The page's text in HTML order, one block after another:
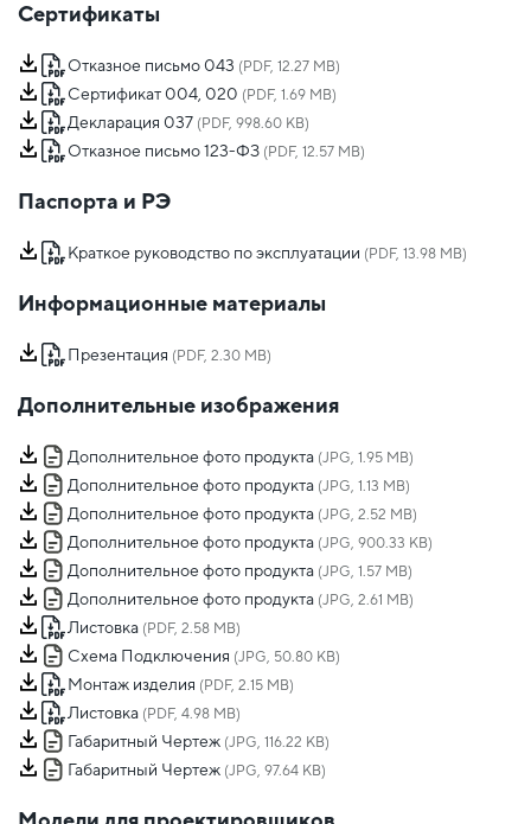
Сертификаты
Отказное письмо 043 (PDF, 12.27 MB)
Сертификат 004, 020 (PDF, 1.69 MB)
Декларация 037 (PDF, 998.60 KB)
Отказное письмо 123-ФЗ (PDF, 12.57 MB)
Паспорта и РЭ
Краткое руководство по эксплуатации (PDF, 13.98 MB)
Информационные материалы
Презентация (PDF, 2.30 MB)
Дополнительные изображения
Дополнительное фото продукта (JPG, 1.95 MB)
Дополнительное фото продукта (JPG, 1.13 MB)
Дополнительное фото продукта (JPG, 2.52 MB)
Дополнительное фото продукта (JPG, 900.33 KB)
Дополнительное фото продукта (JPG, 1.57 MB)
Дополнительное фото продукта (JPG, 2.61 MB)
Листовка (PDF, 2.58 MB)
Схема Подключения (JPG, 50.80 KB)
Монтаж изделия (PDF, 2.15 MB)
Листовка (PDF, 4.98 MB)
Габаритный Чертеж (JPG, 116.22 KB)
Габаритный Чертеж (JPG, 97.64 KB)